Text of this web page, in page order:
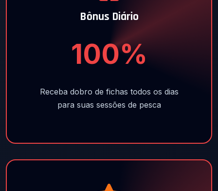
Bônus Diário
100%
Receba dobro de fichas todos os dias
para suas sessões de pesca